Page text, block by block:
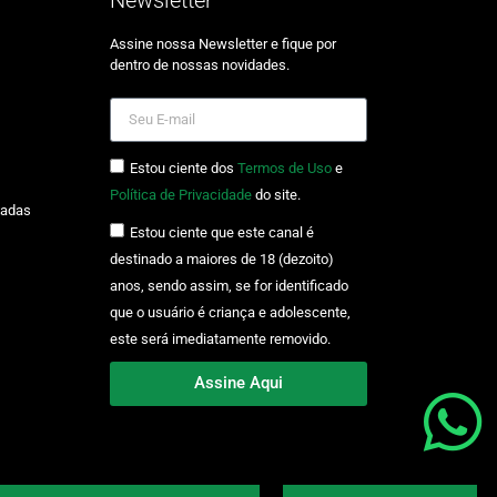
Assine nossa Newsletter e fique por
dentro de nossas novidades.
Estou ciente dos Termos de Usoe
Política de Privacidadedo site.
Estou ciente que este canal é
destinado a maiores de 18 (dezoito)
anos, sendo assim, se for identificado
que o usuário é criança e adolescente,
este será imediatamente removido.
Assine Aqui